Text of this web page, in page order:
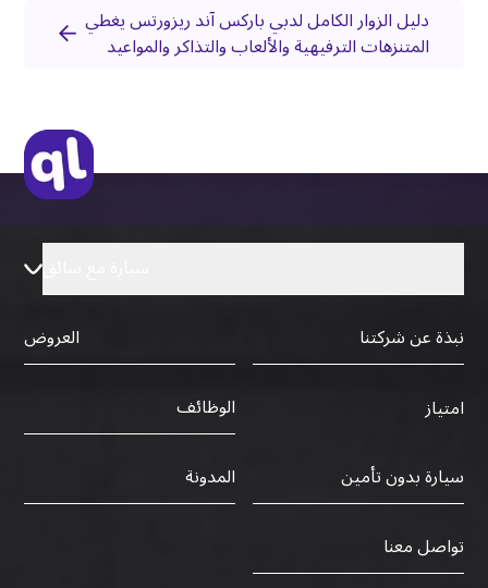
دليل الزوار الكامل لدبي باركس آند ريزورتس يغطي
المتنزهات الترفيهية والألعاب والتذاكر والمواعيد
نبذة عن شركتنا
العروض
امتياز
الوظائف
سيارة بدون تأمين
المدونة
تواصل معنا